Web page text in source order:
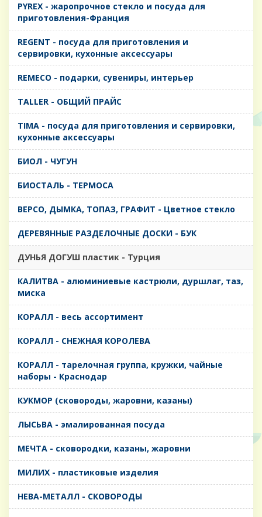
PYREX - жаропрочное стекло и посуда для
приготовления-Франция
REGENT - посуда для приготовления и
сервировки, кухонные аксессуары
REMECO - подарки, сувениры, интерьер
TALLER - ОБЩИЙ ПРАЙС
TIMA - посуда для приготовления и сервировки,
кухонные аксессуары
БИОЛ - ЧУГУН
БИОСТАЛЬ - ТЕРМОСА
ВЕРСО, ДЫМКА, ТОПАЗ, ГРАФИТ - Цветное стекло
ДЕРЕВЯННЫЕ РАЗДЕЛОЧНЫЕ ДОСКИ - БУК
ДУНЬЯ ДОГУШ пластик - Турция
КАЛИТВА - алюминиевые кастрюли, дуршлаг, таз,
миска
КОРАЛЛ - весь ассортимент
КОРАЛЛ - СНЕЖНАЯ КОРОЛЕВА
КОРАЛЛ - тарелочная группа, кружки, чайные
наборы - Краснодар
КУКМОР (сковороды, жаровни, казаны)
ЛЫСЬВА - эмалированная посуда
МЕЧТА - сковородки, казаны, жаровни
МИЛИХ - пластиковые изделия
НЕВА-МЕТАЛЛ - СКОВОРОДЫ